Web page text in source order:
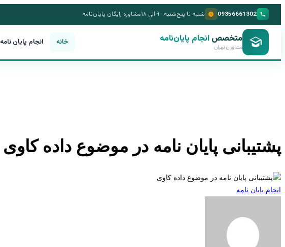
09356661302 شنبه تا پنج‌شنبه · ۹ الی ۱۸ مشاوره رایگان پایان‌نامه
متخصص انجام پایان‌نامه
مشاوران تهران خانه انجام پایان نامه
پشتیبانی پایان نامه در موضوع داده کاوی
انجام پایان نامه